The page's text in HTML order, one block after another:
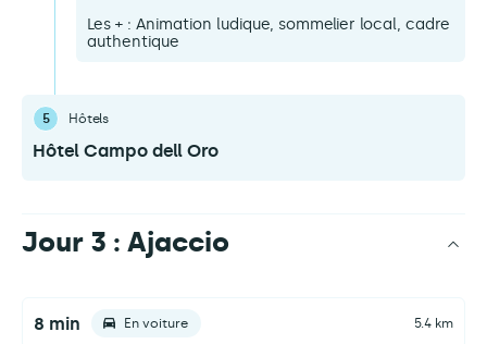
Les + : Animation ludique, sommelier local, cadre
authentique
5 Hôtels
Hôtel Campo dell Oro
Jour 3 : Ajaccio
8 min En voiture 5.4 km